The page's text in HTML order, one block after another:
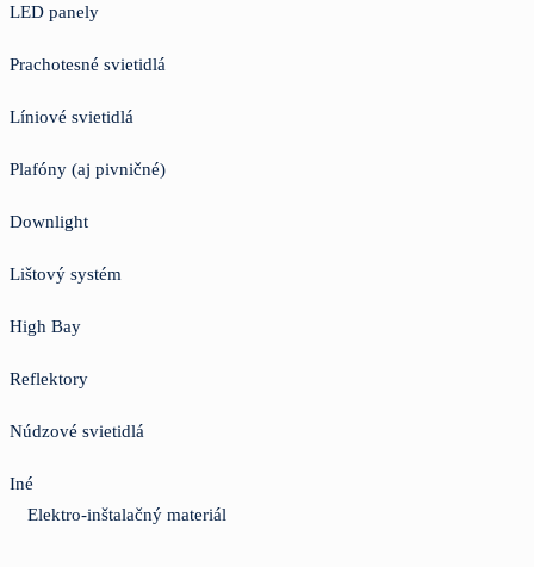
LED panely
Prachotesné svietidlá
Líniové svietidlá
Plafóny (aj pivničné)
Downlight
Lištový systém
High Bay
Reflektory
Núdzové svietidlá
Iné
Elektro-inštalačný materiál